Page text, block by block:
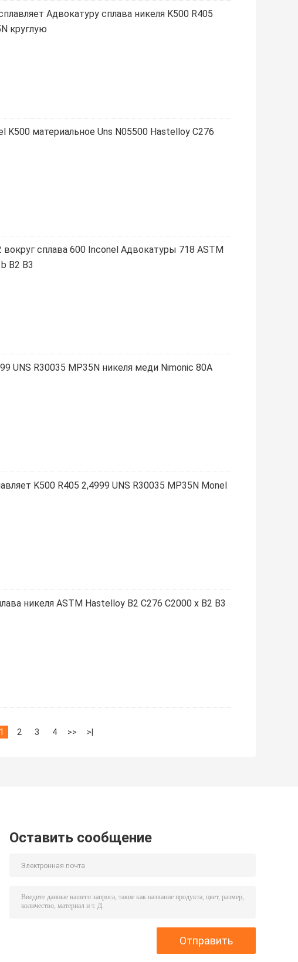
Адвокатуру сплава никеля K500 R405
круглую
K500 материальное Uns N05500 Hastelloy C276
вокруг сплава 600 Inconel Адвокатуры 718 ASTM
B2 B3
UNS R30035 MP35N никеля меди Nimonic 80A
K500 R405 2,4999 UNS R30035 MP35N Monel
никеля ASTM Hastelloy B2 C276 C2000 x B2 B3
1 2 3 4 >> >|
Оставить сообщение